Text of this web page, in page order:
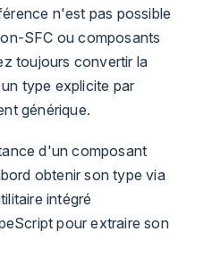
n'est pas possible
SFC ou composants
toujours convertir la
type explicite par
générique.
d'un composant
obtenir son type via
intégré
pour extraire son